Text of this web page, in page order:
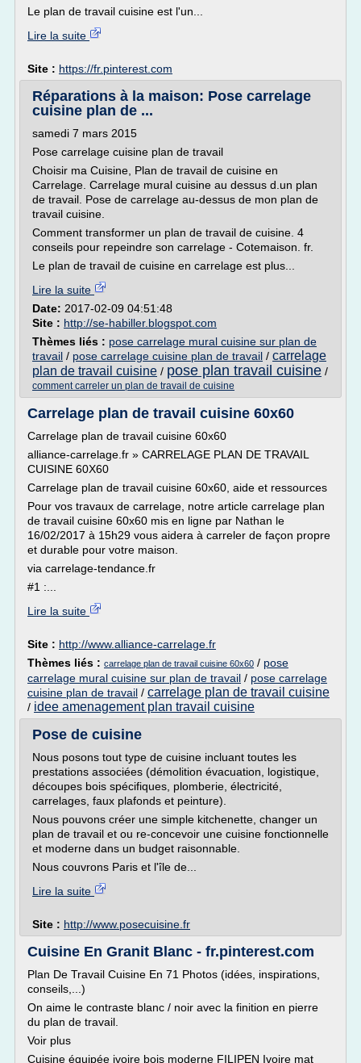
Le plan de travail cuisine est l'un...
Lire la suite
Site : https://fr.pinterest.com
Réparations à la maison: Pose carrelage
cuisine plan de ...
samedi 7 mars 2015
Pose carrelage cuisine plan de travail
Choisir ma Cuisine, Plan de travail de cuisine en
Carrelage. Carrelage mural cuisine au dessus d.un plan
de travail. Pose de carrelage au-dessus de mon plan de
travail cuisine.
Comment transformer un plan de travail de cuisine. 4
conseils pour repeindre son carrelage - Cotemaison. fr.
Le plan de travail de cuisine en carrelage est plus...
Lire la suite
Date: 2017-02-09 04:51:48
Site : http://se-habiller.blogspot.com
Thèmes liés : pose carrelage mural cuisine sur plan de
travail / pose carrelage cuisine plan de travail / carrelage
plan de travail cuisine / pose plan travail cuisine /
comment carreler un plan de travail de cuisine
Carrelage plan de travail cuisine 60x60
Carrelage plan de travail cuisine 60x60
alliance-carrelage.fr » CARRELAGE PLAN DE TRAVAIL
CUISINE 60X60
Carrelage plan de travail cuisine 60x60, aide et ressources
Pour vos travaux de carrelage, notre article carrelage plan
de travail cuisine 60x60 mis en ligne par Nathan le
16/02/2017 à 15h29 vous aidera à carreler de façon propre
et durable pour votre maison.
via carrelage-tendance.fr
#1 :...
Lire la suite
Site : http://www.alliance-carrelage.fr
Thèmes liés : carrelage plan de travail cuisine 60x60 / pose
carrelage mural cuisine sur plan de travail / pose carrelage
cuisine plan de travail / carrelage plan de travail cuisine
/ idee amenagement plan travail cuisine
Pose de cuisine
Nous posons tout type de cuisine incluant toutes les
prestations associées (démolition évacuation, logistique,
découpes bois spécifiques, plomberie, électricité,
carrelages, faux plafonds et peinture).
Nous pouvons créer une simple kitchenette, changer un
plan de travail et ou re-concevoir une cuisine fonctionnelle
et moderne dans un budget raisonnable.
Nous couvrons Paris et l'île de...
Lire la suite
Site : http://www.posecuisine.fr
Cuisine En Granit Blanc - fr.pinterest.com
Plan De Travail Cuisine En 71 Photos (idées, inspirations,
conseils,...)
On aime le contraste blanc / noir avec la finition en pierre
du plan de travail.
Voir plus
Cuisine équipée ivoire bois moderne FILIPEN Ivoire mat